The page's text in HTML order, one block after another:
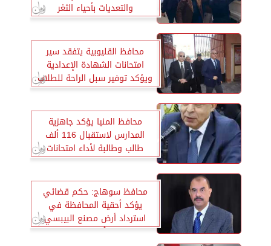
والتعديات بأحياء الثغر
محافظ القليوبية يتفقد سير
امتحانات الشهادة الإعدادية
ويؤكد توفير سبل الراحة للطلاب
محافظ المنيا يؤكد جاهزية
المدارس لاستقبال 116 ألف
طالب وطالبة لأداء امتحانات
الشهادة الإعدادية
محافظ سوهاج: حكم قضائي
يؤكد أحقية المحافظة في
استرداد أرض مصنع البيبسي
لصالح أملاك الدولة